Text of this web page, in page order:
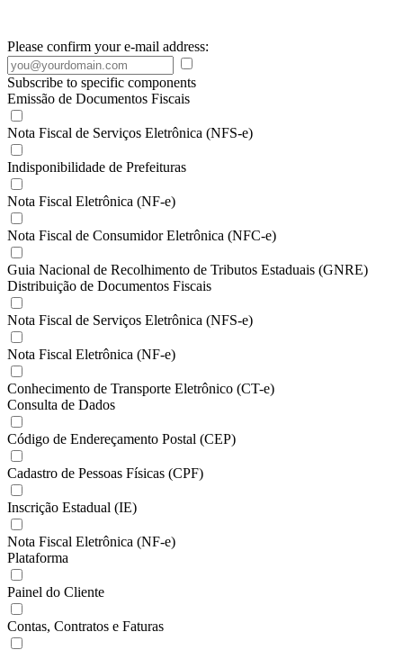
Please confirm your e-mail address:
Subscribe to specific components
Emissão de Documentos Fiscais
Nota Fiscal de Serviços Eletrônica (NFS-e)
Indisponibilidade de Prefeituras
Nota Fiscal Eletrônica (NF-e)
Nota Fiscal de Consumidor Eletrônica (NFC-e)
Guia Nacional de Recolhimento de Tributos Estaduais (GNRE)
Distribuição de Documentos Fiscais
Nota Fiscal de Serviços Eletrônica (NFS-e)
Nota Fiscal Eletrônica (NF-e)
Conhecimento de Transporte Eletrônico (CT-e)
Consulta de Dados
Código de Endereçamento Postal (CEP)
Cadastro de Pessoas Físicas (CPF)
Inscrição Estadual (IE)
Nota Fiscal Eletrônica (NF-e)
Plataforma
Painel do Cliente
Contas, Contratos e Faturas